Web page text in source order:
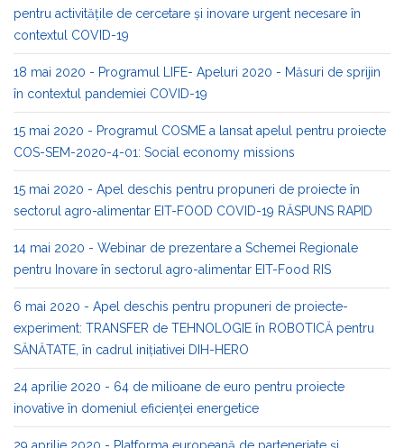
pentru activitățile de cercetare și inovare urgent necesare în
contextul COVID-19
18 mai 2020 - Programul LIFE- Apeluri 2020 - Măsuri de sprijin
în contextul pandemiei COVID-19
15 mai 2020 - Programul COSME a lansat apelul pentru proiecte
COS-SEM-2020-4-01: Social economy missions
15 mai 2020 - Apel deschis pentru propuneri de proiecte în
sectorul agro-alimentar EIT-FOOD COVID-19 RĂSPUNS RAPID
14 mai 2020 - Webinar de prezentare a Schemei Regionale
pentru Inovare în sectorul agro-alimentar EIT-Food RIS
6 mai 2020 - Apel deschis pentru propuneri de proiecte-
experiment: TRANSFER de TEHNOLOGIE în ROBOTICĂ pentru
SĂNĂTATE, în cadrul inițiativei DIH-HERO
24 aprilie 2020 - 64 de milioane de euro pentru proiecte
inovative în domeniul eficienței energetice
29 aprilie 2020 - Platforma europeană de parteneriate și